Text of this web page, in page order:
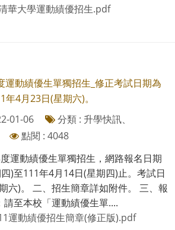
華大學運動績優招生.pdf
運動績優生單獨招生_修正考試日期為
年4月23日(星期六)。
01-06
分類 : 升學快訊、
點閱 : 4048
運動績優生單獨招生，網路報名日期
)至111年4月14日(星期四)止。考試日
六)。 二、招生簡章詳如附件。 三、報
請至本校「運動績優生單....
運動績優招生簡章(修正版).pdf